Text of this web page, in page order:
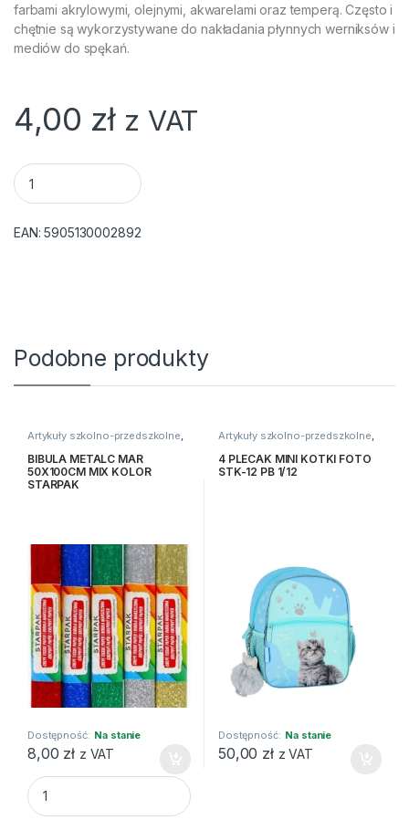
farbami akrylowymi, olejnymi, akwarelami oraz temperą. Często i
chętnie są wykorzystywane do nakładania płynnych werniksów i
mediów do spękań.
4,00 zł z VAT
Pędzel hobby, syntetyk okrągły nr 4 Happy Color quantity
EAN:5905130002892
Podobne produkty
Artykuły szkolno-przedszkolne,
plastyczne
BIBULA METALC MAR
50X100CM MIX KOLOR
STARPAK
Dostępność: Na stanie
8,00 zł z VAT
BIBULA METALC MAR 50X100CM MIX KOLOR STARPAK
Artykuły szkolno-przedszkolne,
4 PLECAK MINI KOTKI FOTO
STK-12 PB 1/12
Dostępność: Na stanie
50,00 zł z VAT